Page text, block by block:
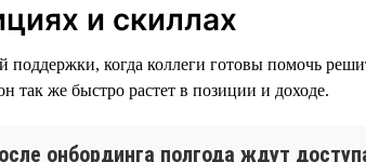
и скиллах
поддержки, когда коллеги готовы помочь
так же быстро растет в позиции и доходе.
онбординга полгода ждут